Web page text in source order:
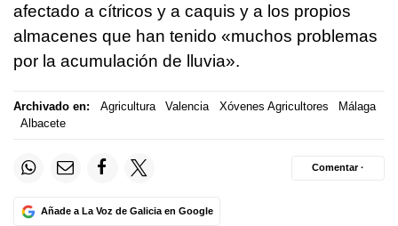
afectado a cítricos y a caquis y a los propios
almacenes que han tenido «muchos problemas
por la acumulación de lluvia».
Archivado en: Agricultura Valencia Xóvenes Agricultores
Málaga
Albacete
Añade a La Voz de Galicia en Google
Comentar ·